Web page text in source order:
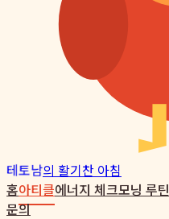
테토남의 활기찬 아침
홈아티클에너지 체크모닝 루틴
문의